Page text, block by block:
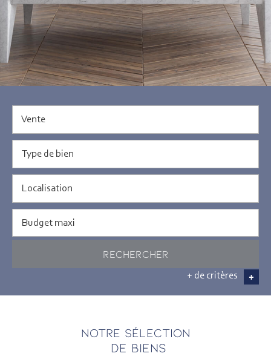
Vente
RECHERCHER
+ de critères +
Notre sélection
DE BIENS